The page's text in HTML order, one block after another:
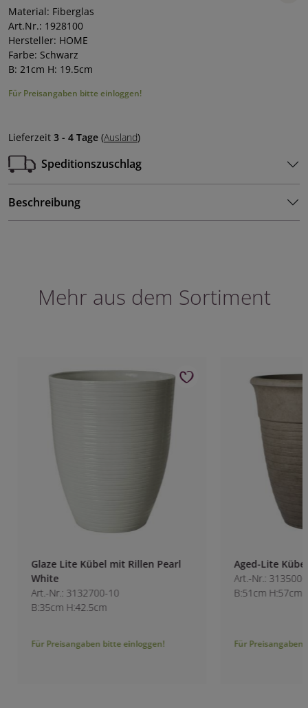
Material: Fiberglas
Art.Nr.: 1928100
Hersteller: HOME
Farbe: Schwarz
B: 21cm H: 19.5cm
Für Preisangaben bitte einloggen!
Lieferzeit 3 - 4 Tage (Ausland)
Speditionszuschlag
Beschreibung
Mehr aus dem Sortiment
Glaze Lite Kübel mit Rillen Pearl
White
Art.-Nr.: 3132700-10
B:35cm H:42.5cm
Für Preisangaben bitte einloggen!
Aged-Lite Kübel
Art.-Nr.: 3135000-
B:51cm H:57cm
Für Preisangaben